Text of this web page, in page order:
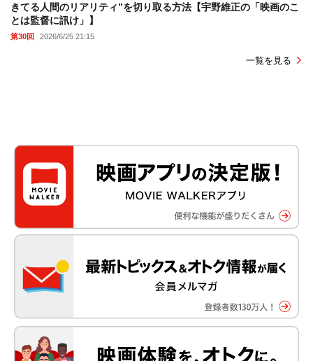
きてる人間のリアリティ”を切り取る方法【宇野維正の「映画のこ
とは監督に訊け」】
第30回 2026/6/25 21:15
一覧を見る